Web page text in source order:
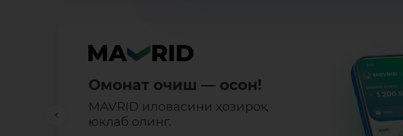
Омонат очиш — осон!
MAVRID иловасини ҳозироқ
юклаб олинг.